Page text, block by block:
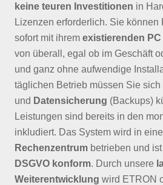
keine teuren Investitionen in
Lizenzen erforderlich. Sie können
sofort mit ihrem existierenden
von überall, egal ob im Geschäft
und ganz ohne aufwendige
täglichen Betrieb müssen Sie sich
und Datensicherung (Backups)
Leistungen sind bereits in den
inkludiert. Das System wird in
Rechenzentrum betrieben und
DSGVO konform. Durch unsere
Weiterentwicklung wird ETRON